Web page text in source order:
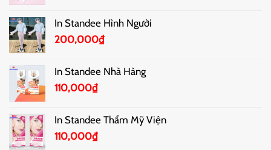
In Standee Hình Người
200,000₫
In Standee Nhà Hàng
110,000₫
In Standee Thẩm Mỹ Viện
110,000₫